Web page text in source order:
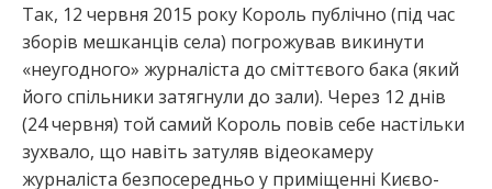
Так, 12 червня 2015 року Король публічно (під час
зборів мешканців села) погрожував викинути
«неугодного» журналіста до сміттєвого бака (який
його спільники затягнули до зали). Через 12 днів
(24 червня) той самий Король повів себе настільки
зухвало, що навіть затуляв відеокамеру
журналіста безпосередньо у приміщенні Києво-